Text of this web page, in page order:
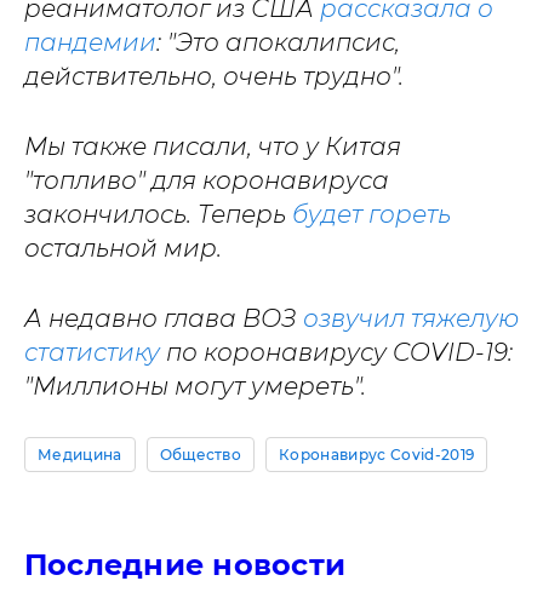
реаниматолог из США рассказала о
пандемии: "Это апокалипсис,
действительно, очень трудно".
Мы также писали, что у Китая
"топливо" для коронавируса
закончилось. Теперь будет гореть
остальной мир.
А недавно глава ВОЗ озвучил тяжелую
статистикупо коронавирусу COVID-19:
"Миллионы могут умереть".
Медицина Общество Коронавирус Covid-2019
Последние новости